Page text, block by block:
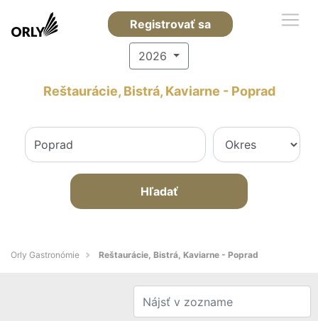
Registrovať sa
2026
Reštaurácie, Bistrá, Kaviarne - Poprad
Hľadať
Orly Gastronómie Reštaurácie, Bistrá, Kaviarne - Poprad